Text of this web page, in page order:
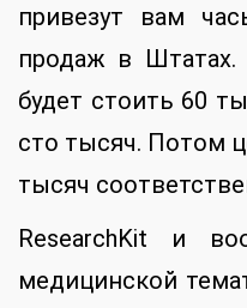
привезут вам
продаж в Штатах.
будет стоить 60
сто тысяч. Потом
тысяч
ResearchKit и
медицинской